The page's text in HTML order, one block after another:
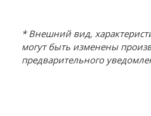
* Внешний вид,
могут быть изменены
предварительного